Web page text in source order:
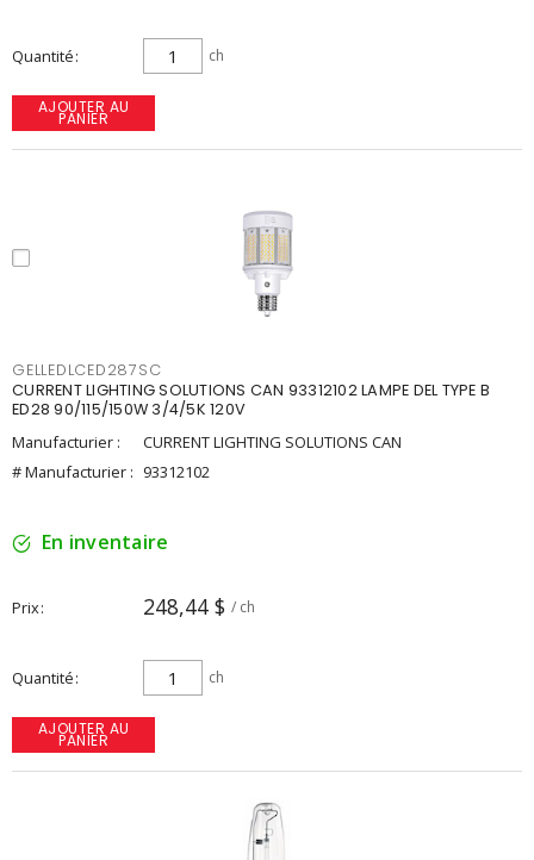
Quantité ch
AJOUTER AU
PANIER
GELLEDLCED287SC
CURRENT LIGHTING SOLUTIONS CAN 93312102 LAMPE DEL TYPE B
ED28 90/115/150W 3/4/5K 120V
Manufacturier :
CURRENT LIGHTING SOLUTIONS CAN
# Manufacturier : 93312102
En inventaire
Prix 248,44 $ / ch
Quantité ch
AJOUTER AU
PANIER